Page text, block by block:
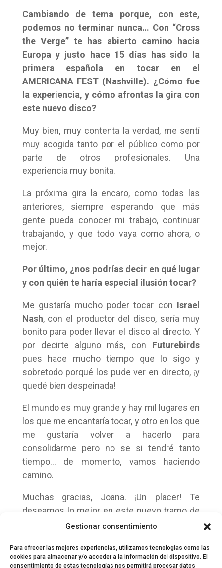
Gestionar consentimiento
Para ofrecer las mejores experiencias, utilizamos tecnologías como las
cookies para almacenar y/o acceder a la información del dispositivo. El
consentimiento de estas tecnologías nos permitirá procesar datos
Cambiando de tema porque, con este,
podemos no terminar nunca… Con “Cross
the Verge” te has abierto camino hacia
Europa y justo hace 15 días has sido la
primera española en tocar en el
AMERICANA FEST (Nashville). ¿Cómo fue
la experiencia, y cómo afrontas la gira con
este nuevo disco?
Muy bien, muy contenta la verdad, me sentí
muy acogida tanto por el público como por
parte de otros profesionales. Una
experiencia muy bonita.
La próxima gira la encaro, como todas las
anteriores, siempre esperando que más
gente pueda conocer mi trabajo, continuar
trabajando, y que todo vaya como ahora, o
mejor.
Por último, ¿nos podrías decir en qué lugar
y con quién te haría especial ilusión tocar?
Me gustaría mucho poder tocar con Israel
Nash, con el productor del disco, sería muy
bonito para poder llevar el disco al directo. Y
por decirte alguno más, con Futurebirds
pues hace mucho tiempo que lo sigo y
sobretodo porqué los pude ver en directo, ¡y
quedé bien despeinada!
El mundo es muy grande y hay mil lugares en
los que me encantaría tocar, y otro en los que
me gustaría volver a hacerlo para
consolidarme pero no se si tendré tanto
tiempo… de momento, vamos haciendo
camino.
Muchas gracias, Joana. ¡Un placer! Te
deseamos lo mejor en este nuevo tramo de
tu camino, que seguro que será más ancho y